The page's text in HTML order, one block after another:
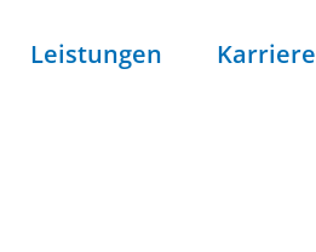
Leistungen Karriere